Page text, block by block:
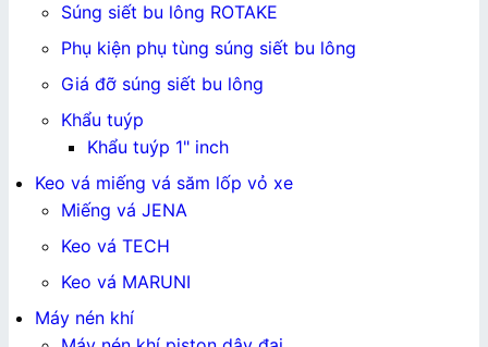
Súng siết bu lông ROTAKE
Phụ kiện phụ tùng súng siết bu lông
Giá đỡ súng siết bu lông
Khẩu tuýp
Khẩu tuýp 1" inch
Keo vá miếng vá săm lốp vỏ xe
Miếng vá JENA
Keo vá TECH
Keo vá MARUNI
Máy nén khí